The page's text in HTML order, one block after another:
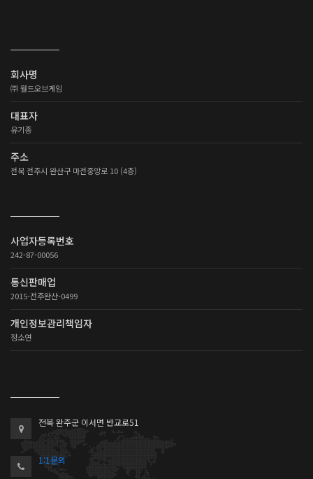
회사명
㈜ 월드오브게임
대표자
유기종
주소
전북 전주시 완산구 마전중앙로 10 (4층)
사업자등록번호
242-87-00056
통신판매업
2015-전주완산-0499
개인정보관리책임자
정소연
전북 완주군 이서면 반교로51
1:1문의